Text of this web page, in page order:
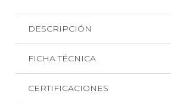
DESCRIPCIÓN
FICHA TÉCNICA
CERTIFICACIONES